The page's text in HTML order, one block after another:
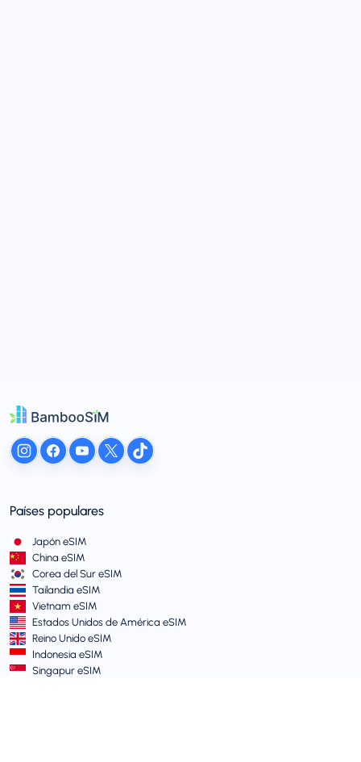
Países populares
Japón eSIM
China eSIM
Corea del Sur eSIM
Tailandia eSIM
Vietnam eSIM
Estados Unidos de América eSIM
Reino Unido eSIM
Indonesia eSIM
Singapur eSIM